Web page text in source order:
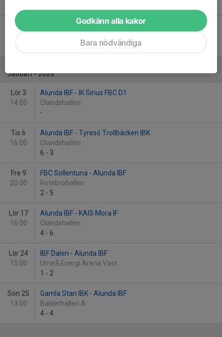
Lör 20
Sundsvalls IBF - Alunda IBF
Januari - 2026
Lör 3
14:00
Alunda IBF - IK Sirius FBC D1
Olandshallen
-
Tis 6
16:00
Alunda IBF - Tyresö Trollbäcken IBK
Olandshallen
6 - 3
Fre 9
20:00
FBC Sollentuna - Alunda IBF
Rotebrohallen
2 - 5
Lör 17
16:00
Alunda IBF - KAIS Mora IF
Olandshallen
4 - 6
Lör 24
15:00
IBF Dalen - Alunda IBF
Umeå Energi Arena Väst
1 - 2
Sön 25
13:00
Gamla Stan IBK - Alunda IBF
Balderhallen A
4 - 4
Godkänn alla kakor
Bara nödvändiga